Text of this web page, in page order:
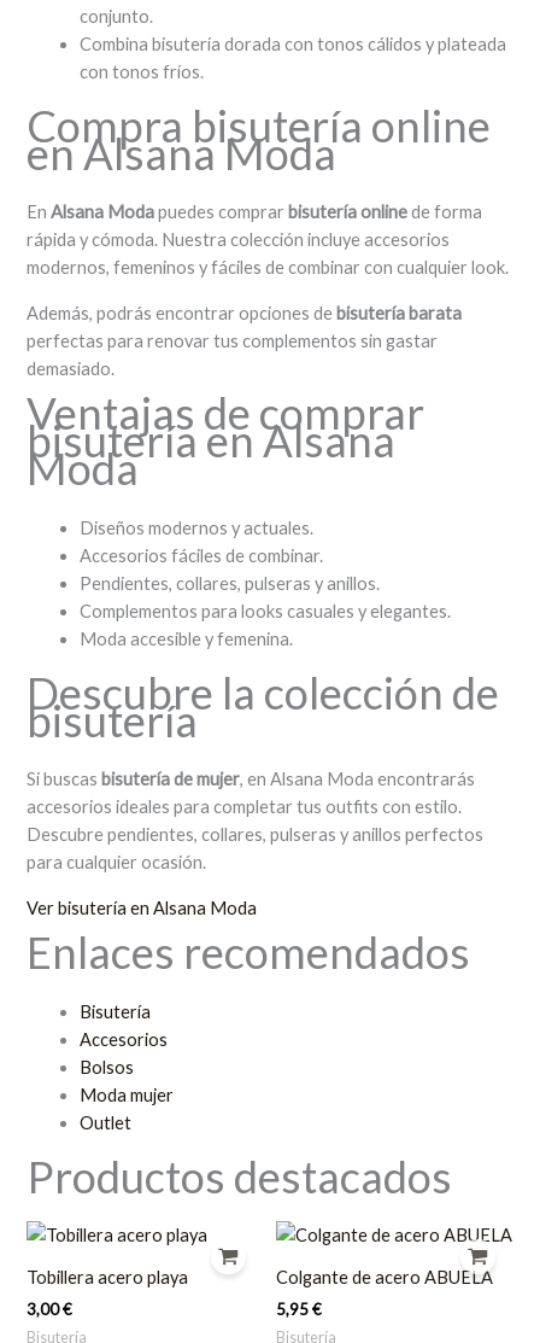
conjunto.
Combina bisutería dorada con tonos cálidos y plateada
con tonos fríos.
Compra bisutería online
en Alsana Moda
EnAlsana Modapuedes comprar bisutería onlinede forma
rápida y cómoda. Nuestra colección incluye accesorios
modernos, femeninos y fáciles de combinar con cualquier look.
Además, podrás encontrar opciones de bisutería barata
perfectas para renovar tus complementos sin gastar
demasiado.
Ventajas de comprar
bisutería en Alsana
Moda
Diseños modernos y actuales.
Accesorios fáciles de combinar.
Pendientes, collares, pulseras y anillos.
Complementos para looks casuales y elegantes.
Moda accesible y femenina.
Descubre la colección de
bisutería
Si buscas bisutería de mujer, en Alsana Moda encontrarás
accesorios ideales para completar tus outfits con estilo.
Descubre pendientes, collares, pulseras y anillos perfectos
para cualquier ocasión.
Ver bisutería en Alsana Moda
Enlaces recomendados
Bisutería
Accesorios
Bolsos
Moda mujer
Outlet
Productos destacados
Tobillera acero playa
3,00€
Bisutería
Colgante de acero ABUELA
5,95€
Bisutería